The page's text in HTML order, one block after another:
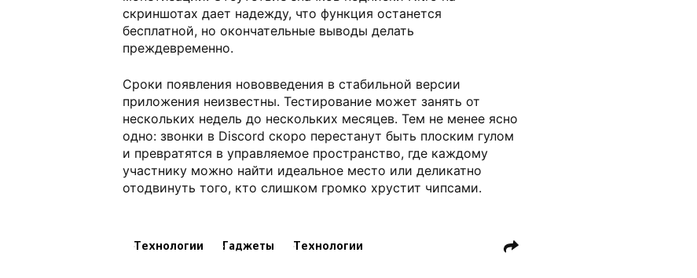
скриншотах дает надежду, что функция останется
бесплатной, но окончательные выводы делать
преждевременно.
Сроки появления нововведения в стабильной версии
приложения неизвестны. Тестирование может занять от
нескольких недель до нескольких месяцев. Тем не менее ясно
одно: звонки в Discord скоро перестанут быть плоским гулом
и превратятся в управляемое пространство, где каждому
участнику можно найти идеальное место или деликатно
отодвинуть того, кто слишком громко хрустит чипсами.
Технологии Гаджеты Технологии